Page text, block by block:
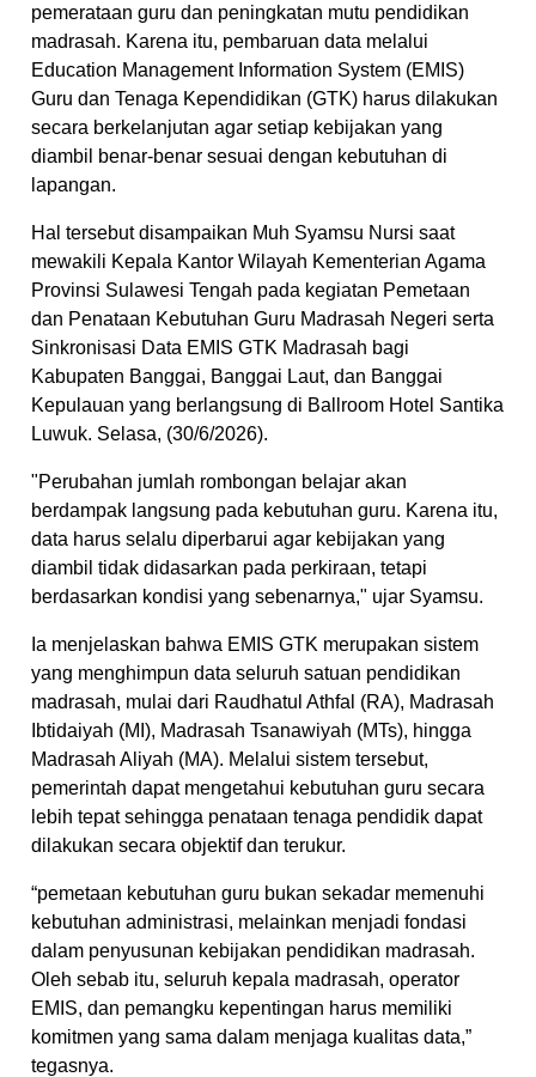
pemerataan guru dan peningkatan mutu pendidikan
madrasah. Karena itu, pembaruan data melalui
Education Management Information System (EMIS)
Guru dan Tenaga Kependidikan (GTK) harus dilakukan
secara berkelanjutan agar setiap kebijakan yang
diambil benar-benar sesuai dengan kebutuhan di
lapangan.
Hal tersebut disampaikan Muh Syamsu Nursi saat
mewakili Kepala Kantor Wilayah Kementerian Agama
Provinsi Sulawesi Tengah pada kegiatan Pemetaan
dan Penataan Kebutuhan Guru Madrasah Negeri serta
Sinkronisasi Data EMIS GTK Madrasah bagi
Kabupaten Banggai, Banggai Laut, dan Banggai
Kepulauan yang berlangsung di Ballroom Hotel Santika
Luwuk. Selasa, (30/6/2026).
"Perubahan jumlah rombongan belajar akan
berdampak langsung pada kebutuhan guru. Karena itu,
data harus selalu diperbarui agar kebijakan yang
diambil tidak didasarkan pada perkiraan, tetapi
berdasarkan kondisi yang sebenarnya," ujar Syamsu.
Ia menjelaskan bahwa EMIS GTK merupakan sistem
yang menghimpun data seluruh satuan pendidikan
madrasah, mulai dari Raudhatul Athfal (RA), Madrasah
Ibtidaiyah (MI), Madrasah Tsanawiyah (MTs), hingga
Madrasah Aliyah (MA). Melalui sistem tersebut,
pemerintah dapat mengetahui kebutuhan guru secara
lebih tepat sehingga penataan tenaga pendidik dapat
dilakukan secara objektif dan terukur.
“pemetaan kebutuhan guru bukan sekadar memenuhi
kebutuhan administrasi, melainkan menjadi fondasi
dalam penyusunan kebijakan pendidikan madrasah.
Oleh sebab itu, seluruh kepala madrasah, operator
EMIS, dan pemangku kepentingan harus memiliki
komitmen yang sama dalam menjaga kualitas data,”
tegasnya.